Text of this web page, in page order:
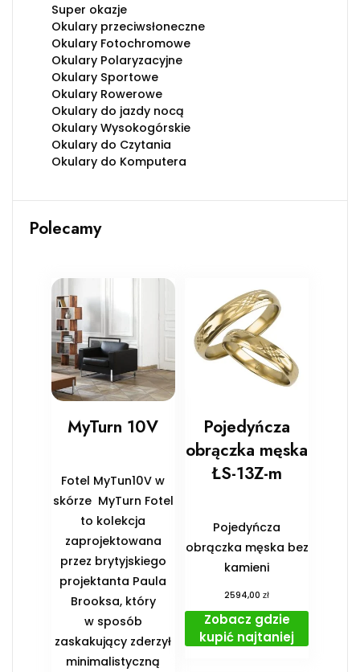
Super okazje
Okulary przeciwsłoneczne
Okulary Fotochromowe
Okulary Polaryzacyjne
Okulary Sportowe
Okulary Rowerowe
Okulary do jazdy nocą
Okulary Wysokogórskie
Okulary do Czytania
Okulary do Komputera
Polecamy
MyTurn 10V
Fotel MyTun10V w
skórze MyTurn Fotel
to kolekcja
zaprojektowana
przez brytyjskiego
projektanta Paula
Brooksa, który
w sposób
zaskakujący zderzył
minimalistyczną
Pojedyńcza
obrączka męska
ŁS-13Z-m
Pojedyńcza
obrączka męska bez
kamieni
2594,00zł
Zobacz gdzie
kupić najtaniej